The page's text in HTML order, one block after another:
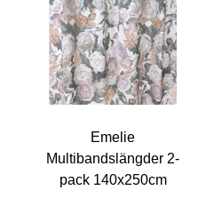
Emelie
Multibandslängder 2-
pack 140x250cm